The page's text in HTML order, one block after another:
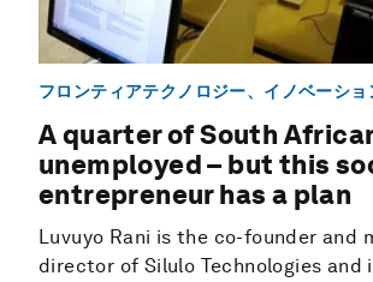
フロンティアテクノロジー、イノベーショ
A quarter of South
unemployed – but this
entrepreneur has a plan
Luvuyo Rani is the co-founder and
director of Silulo Technologies and